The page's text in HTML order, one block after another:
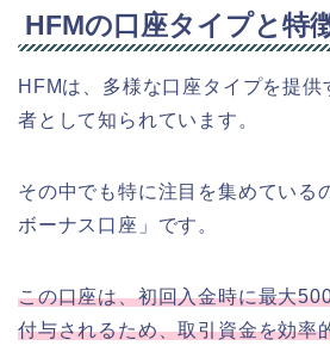
HFMの口座タイプと特
HFMは、多様な口座タイプを提供
者として知られています。
その中でも特に注目を集めている
ボーナス口座」です。
この口座は、初回入金時に最大
付与されるため、取引資金を効率